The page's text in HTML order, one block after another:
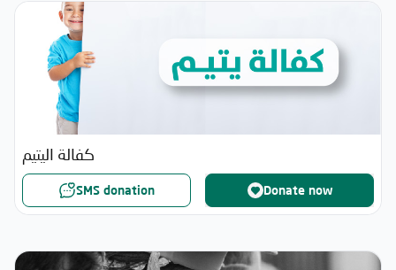
كفالة اليتيم
SMS donation Donate now